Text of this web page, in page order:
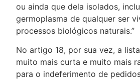
ou ainda que dela isolados,
germoplasma de qualquer ser
processos biológicos naturais.”
No artigo 18, por sua vez, a
muito mais curta e muito mais
para o indeferimento de